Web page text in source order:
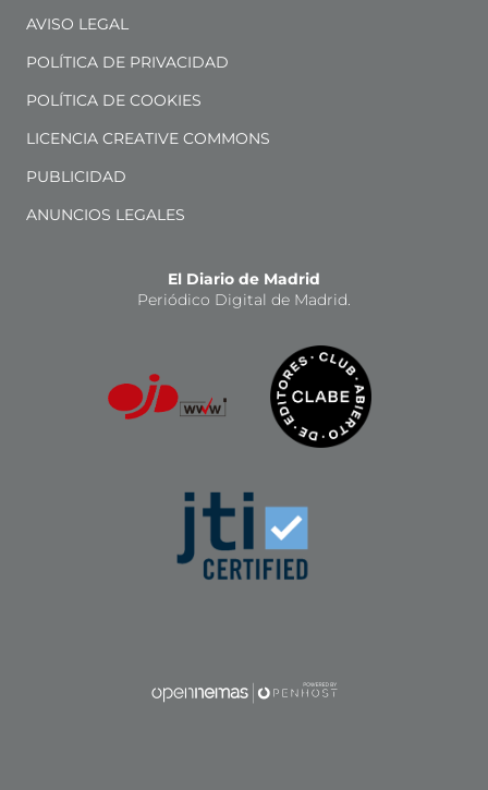
AVISO LEGAL
POLÍTICA DE PRIVACIDAD
POLÍTICA DE COOKIES
LICENCIA CREATIVE COMMONS
PUBLICIDAD
ANUNCIOS LEGALES
El Diario de Madrid
Periódico Digital de Madrid.